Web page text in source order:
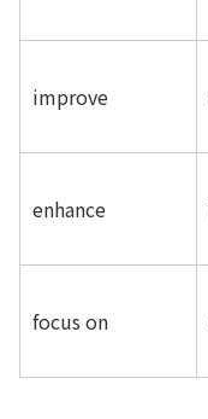
improve
enhance
focus on